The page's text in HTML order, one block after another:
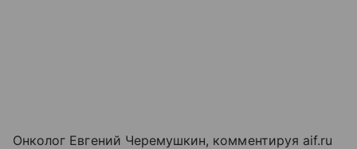
Онколог Евгений Черемушкин, комментируя aif.ru